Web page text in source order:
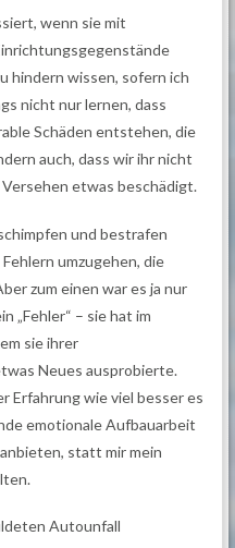
wenn sie mit
hindern wissen, sofern ich
nicht nur lernen, dass
Schäden entstehen, die
auch, dass wir ihr nicht
etwas beschädigt.
und bestrafen
umzugehen, die
zum einen war es ja nur
„Fehler“ – sie hat im
sie ihrer
Neues ausprobierte.
Erfahrung wie viel besser es
emotionale Aufbauarbeit
statt mir mein
Autounfall